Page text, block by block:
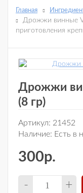
Главная
Дрожжи винные
приготовления
Дрожжи
(8 гр)
Артикул: 21452
Наличие: Есть в
300р.
+
-